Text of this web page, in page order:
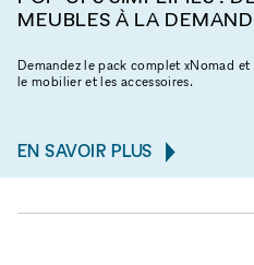
MEUBLES À LA
Demandez le pack complet xNomad
le mobilier et les accessoires.
EN SAVOIR PLUS